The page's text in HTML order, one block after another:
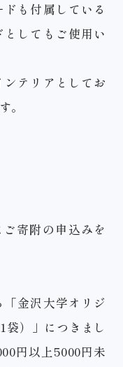
返礼記念品制度「つ
も付属している
してもご使用い
テリアとしてお
。
寄附の申込みを
金沢大学オリジ
袋）」につきまし
円以上5000円未